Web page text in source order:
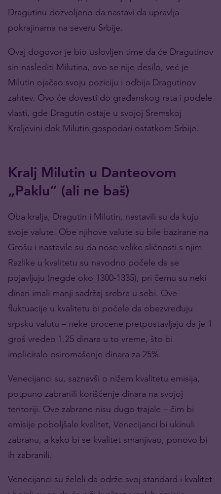
Dragutinu dozvoljeno da nastavi da upravlja
pokrajinama na severu Srbije.
Ovaj dogovor je bio uslovljen time da će Dragutinov
sin naslediti Milutina, ovo se nije desilo, već je
Milutin ojačao svoju poziciju i odbija Dragutinov
zahtev. Ovo će dovesti do građanskog rata i podele
vlasti, gde Dragutin ostaje u svojoj Sremskoj
Kraljevini dok Milutin gospodari ostatkom Srbije.
Kralj Milutin u Danteovom
„Paklu“ (ali ne baš)
Oba kralja, Dragutin i Milutin, nastavili su da kuju
svoje valute. Obe njihove valute su bile bazirane na
Grošu i nastavile su da nose velike sličnosti s njim.
Razlike u kvalitetu su navodno počele da se
pojavljuju (negde oko 1300-1335), pri čemu su neki
dinari imali manji sadržaj srebra u sebi. Ove
fluktuacije u kvalitetu bi počele da obezvređuju
srpsku valutu – neke procene pretpostavljaju da je 1
groš vredeo 1.25 dinara u to vreme, što bi
impliciralo osiromašenje dinara za 25%.
Venecijanci su, saznavši o nižem kvalitetu emisija,
potpuno zabranili korišćenje dinara na svojoj
teritoriji. Ove zabrane nisu dugo trajale – čim bi
emisije poboljšale kvalitet, Venecijanci bi ukinuli
zabranu, a kako bi se kvalitet smanjivao, ponovo bi
ih zabranili.
Venecijanci su želeli da održe svoj standard i kvalitet